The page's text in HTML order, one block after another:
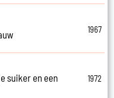
1967
suiker en een
1972